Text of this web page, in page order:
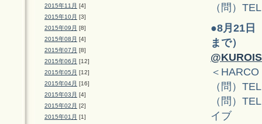
2015年11月 [4]
2015年10月 [3]
2015年09月 [8]
2015年08月 [4]
2015年07月 [8]
2015年06月 [12]
2015年05月 [12]
2015年04月 [16]
2015年03月 [4]
2015年02月 [2]
2015年01月 [1]
（問）
●8月21日
まで）
＜
（問）
（問）
イブ